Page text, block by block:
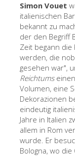
Simon Vouet
italienischen
bekannt zu
der den Begriff
Zeit begann
werden, die
gesehen war",
Reichtums
Volumen, eine
Dekorazionen
eindeutig
Jahre in Italien
allem in Rom
wurde. Er
Bologna, wo